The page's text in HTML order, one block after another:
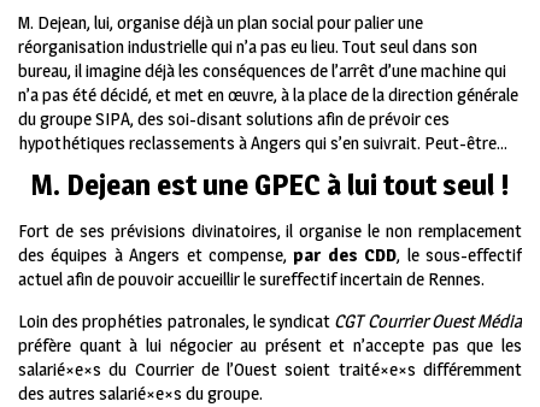
M. Dejean, lui, organise déjà un plan social pour palier une
réorganisation industrielle qui n’a pas eu lieu. Tout seul dans son
bureau, il imagine déjà les conséquences de l’arrêt d’une machine qui
n’a pas été décidé, et met en œuvre, à la place de la direction générale
du groupe SIPA, des soi-disant solutions afin de prévoir ces
hypothétiques reclassements à Angers qui s’en suivrait. Peut-être…
M. Dejean est une GPEC à lui tout seul !
Fort de ses prévisions divinatoires, il organise le non remplacement
des équipes à Angers et compense,par des CDD, le sous-effectif
actuel afin de pouvoir accueillir le sureffectif incertain de Rennes.
Loin des prophéties patronales, le syndicat CGT Courrier Ouest Média
préfère quant à lui négocier au présent et n’accepte pas que les
salarié×e×s du Courrier de l’Ouest soient traité×e×s différemment
des autres salarié×e×s du groupe.